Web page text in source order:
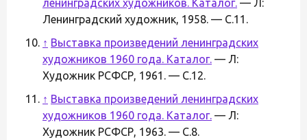
ленинградских художников. Каталог. — Л:
Ленинградский художник, 1958. — С.11.
↑ Выставка произведений ленинградских
художников 1960 года. Каталог. — Л:
Художник РСФСР, 1961. — С.12.
↑ Выставка произведений ленинградских
художников 1960 года. Каталог. — Л:
Художник РСФСР, 1963. — С.8.